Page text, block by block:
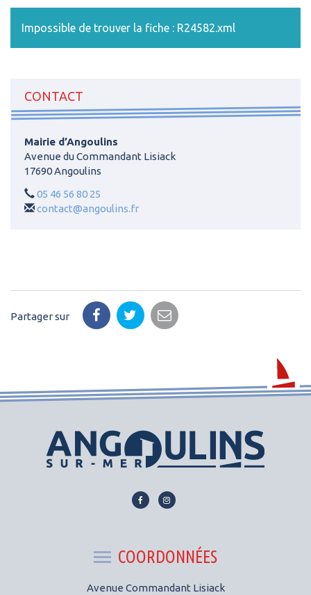
Impossible de trouver la fiche : R24582.xml
CONTACT
Mairie d’Angoulins
Avenue du Commandant Lisiack
17690 Angoulins
05 46 56 80 25
contact@angoulins.fr
Partager sur
Lien
Facebook
Lien
Instagram
COORDONNÉES
Avenue Commandant Lisiack